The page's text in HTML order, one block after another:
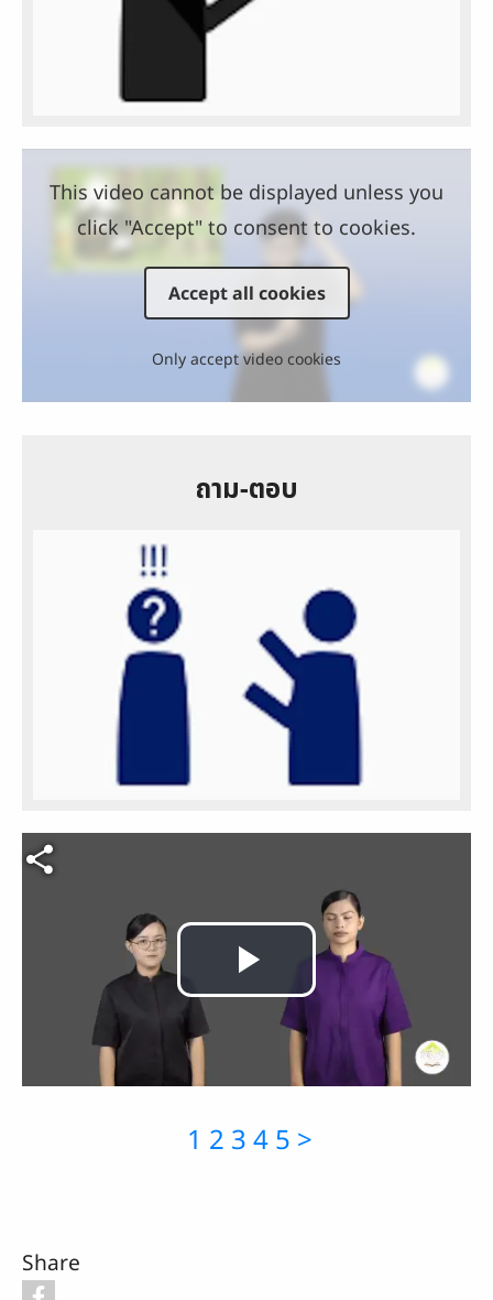
This video cannot be displayed unless you
click "Accept" to consent to cookies.
Accept all cookies
Only accept video cookies
ถาม-ตอบ
Video file
Play
Video
1 2 3 4 5 >
Share